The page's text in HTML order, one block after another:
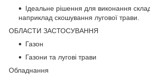
Ідеальне рішення для виконання
наприклад скошування лугової трави.
ОБЛАСТИ ЗАСТОСУВАННЯ
Газон
Газони та лугові трави
Обладнання